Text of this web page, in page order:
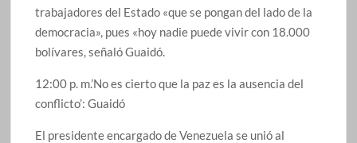
trabajadores del Estado «que se pongan del lado de la
democracia», pues «hoy nadie puede vivir con 18.000
bolívares, señaló Guaidó.
12:00 p. m.’No es cierto que la paz es la ausencia del
conflicto’: Guaidó
El presidente encargado de Venezuela se unió al